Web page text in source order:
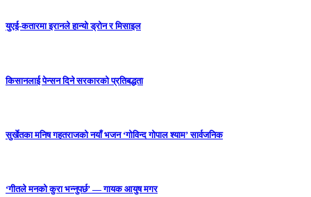
युएई-कतारमा इरानले हान्यो ड्रोन र मिसाइल
किसानलाई पेन्सन दिने सरकारको प्रतिबद्धता
सुर्खेतका मनिष गहतराजको नयाँ भजन ‘गोविन्द गोपाल श्याम’ सार्वजनिक
‘गीतले मनको कुरा भन्नुपर्छ’ — गायक आयुष मगर